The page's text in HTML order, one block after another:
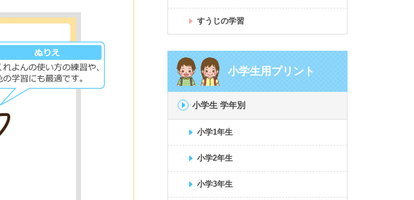
すうじの学習
小学生用プリント
小学生 学年別
小学1年生
小学2年生
小学3年生